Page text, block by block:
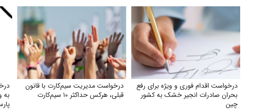
درخواست اقدام فوری و ویژه برای رفع
بحران صادرات انجیر خشک به کشور
چین
درخواست مدیریت سیم‌کارت با قانون
قبلی، هرکس حداکثر ۱۰ سیم‌کارت
به